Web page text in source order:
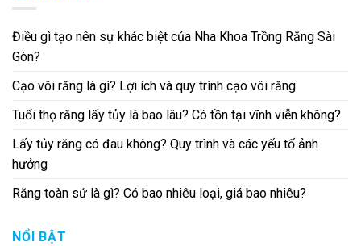
Điều gì tạo nên sự khác biệt của Nha Khoa Trồng Răng Sài
Gòn?
Cạo vôi răng là gì? Lợi ích và quy trình cạo vôi răng
Tuổi thọ răng lấy tủy là bao lâu? Có tồn tại vĩnh viễn không?
Lấy tủy răng có đau không? Quy trình và các yếu tố ảnh
hưởng
Răng toàn sứ là gì? Có bao nhiêu loại, giá bao nhiêu?
NỔI BẬT